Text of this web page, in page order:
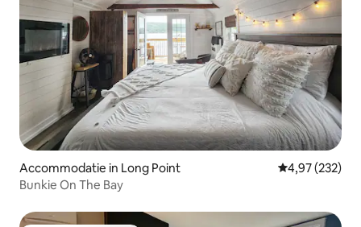
Accommodatie in Long Point Gemiddelde
4,97 (232)
Bunkie On The Bay